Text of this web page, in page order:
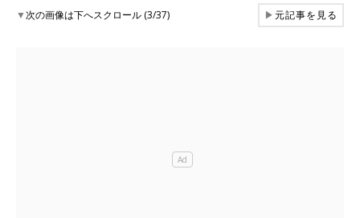
▼次の画像は下へスクロール (3/37) ▶元記事を見る